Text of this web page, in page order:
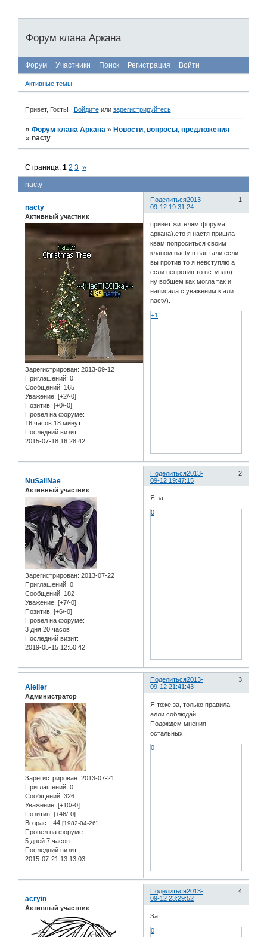
Форум клана Аркана
Форум Участники Поиск Регистрация Войти
Активные темы
Привет, Гость! Войдитеили зарегистрируйтесь.
»Форум клана Аркана » Новости, вопросы, предложения
»nacty
nacty
Страница:1 2 3 »
Поделиться 1
2013-
09-12 19:31:24
nacty
Активный участник
Зарегистрирован: 2013-09-12
Приглашений: 0
Сообщений: 165
Уважение: [+2/-0]
Позитив: [+0/-0]
Провел на форуме:
16 часов 18 минут
Последний визит:
2015-07-18 16:28:42
привет жителям форума
аркана).ето я настя пришла
квам попроситься своим
кланом nacty в ваш али.если
вы против то я невступлю а
если непротив то вступлю).
ну вобщем как могла так и
написала с уваженим к али
nacty).
+1
Поделиться 2
2013-
09-12 19:47:15
NuSaliNae
Активный участник
Зарегистрирован: 2013-07-22
Приглашений: 0
Сообщений: 182
Уважение: [+7/-0]
Позитив: [+6/-0]
Провел на форуме:
3 дня 20 часов
Последний визит:
2019-05-15 12:50:42
Я за.
0
Поделиться 3
2013-
09-12 21:41:43
Aleiler
Администратор
Зарегистрирован: 2013-07-21
Приглашений: 0
Сообщений: 326
Уважение: [+10/-0]
Позитив: [+46/-0]
Возраст: 44 [1982-04-26]
Провел на форуме:
5 дней 7 часов
Последний визит:
2015-07-21 13:13:03
Я тоже за, только правила
алли соблюдай.
Подождем мнения
остальных.
0
Поделиться 4
2013-
09-12 23:29:52
acryin
Активный участник
За
0